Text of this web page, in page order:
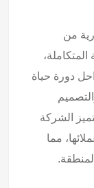
من
دورة حياة
الشركة
مما